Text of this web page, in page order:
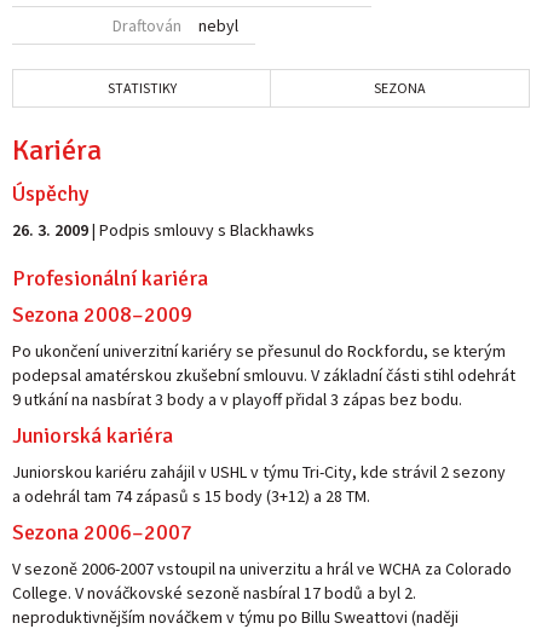
Draftován
nebyl
STATISTIKY SEZONA
Kariéra
Úspěchy
26. 3. 2009| Podpis smlouvy s Blackhawks
Profesionální kariéra
Sezona 2008–2009
Po ukončení univerzitní kariéry se přesunul do Rockfordu, se kterým
podepsal amatérskou zkušební smlouvu. V základní části stihl odehrát
9 utkání na nasbírat 3 body a v playoff přidal 3 zápas bez bodu.
Juniorská kariéra
Juniorskou kariéru zahájil v USHL v týmu Tri-City, kde strávil 2 sezony
a odehrál tam 74 zápasů s 15 body (3+12) a 28 TM.
Sezona 2006–2007
V sezoně 2006-2007 vstoupil na univerzitu a hrál ve WCHA za Colorado
College. V nováčkovské sezoně nasbíral 17 bodů a byl 2.
neproduktivnějším nováčkem v týmu po Billu Sweattovi (naději